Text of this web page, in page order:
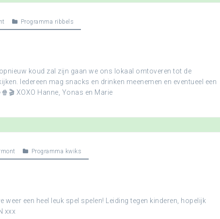
Programma ribbels
koud zal zijn gaan we ons lokaal omtoveren tot de
Iedereen mag snacks en drinken meenemen en eventueel een
XOXO Hanne, Yonas en Marie
Programma kwiks
weer een heel leuk spel spelen! Leiding tegen kinderen, hopelijk
xxx